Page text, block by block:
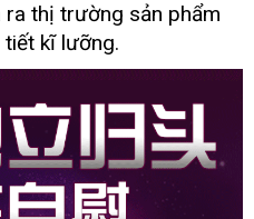
ra thị trường sản phẩm
tiết kĩ lưỡng.